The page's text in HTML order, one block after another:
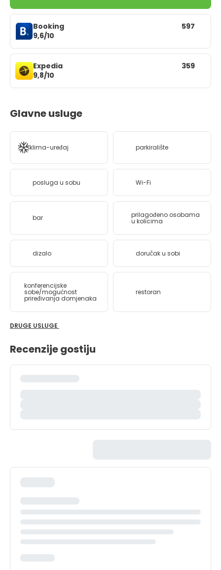
Booking
9,6/10
597
Expedia
9,8/10
359
Glavne usluge
klima-uređaj parkiralište
posluga u sobu Wi-Fi
bar prilagođeno osobama
u kolicima
dizalo doručak u sobi
konferencijske
sobe/mogućnost
priređivanja domjenaka
restoran
DRUGE USLUGE
Recenzije gostiju